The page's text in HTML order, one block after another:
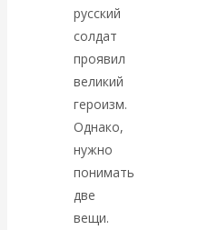
Валентин
КАтасонов.
Может ли
Америка
покинуть НАТО?
русский
солдат
проявил
великий
героизм.
Однако,
нужно
понимать
две
вещи.